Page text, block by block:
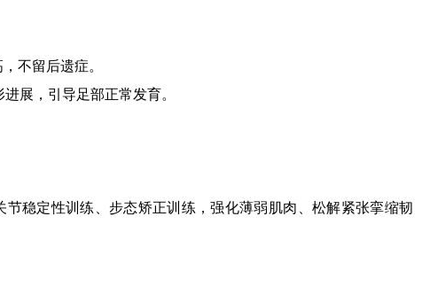
不留后遗症。
进展，引导足部正常发育。
稳定性训练、步态矫正训练，强化薄弱肌肉、松解紧张挛缩韧